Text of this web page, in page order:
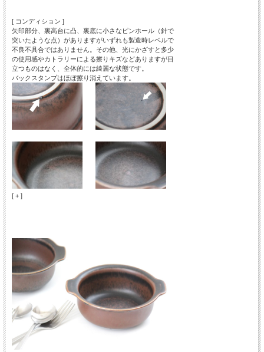
[ コンディション ]
矢印部分、裏高台に凸、裏底に小さなピンホール（針で
突いたような点）がありますがいずれも製造時レベルで
不良不具合ではありません。その他、光にかざすと多少
の使用感やカトラリーによる擦りキズなどありますが目
立つものはなく、全体的には綺麗な状態です。
バックスタンプはほぼ擦り消えています。
[ + ]